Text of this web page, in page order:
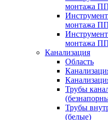
монтажа
монтажа
монтажа
Канализация
Область
Трубы
Трубы
(белые)